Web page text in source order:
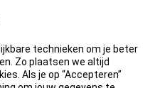
technieken om je beter
Zo plaatsen we altijd
Als je op “Accepteren”